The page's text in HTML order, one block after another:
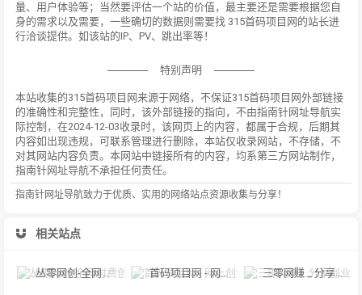
量、用户体验等；当然要评估一个站的价值，最主要还是需要根据您自
身的需求以及需要，一些确切的数据则需要找 315首码项目网的站长进
行洽谈提供。如该站的IP、PV、跳出率等！
特别声明
本站收集的315首码项目网来源于网络，不保证315首码项目网外部链接
的准确性和完整性，同时，该外部链接的指向，不由指南针网址导航实
际控制，在2024-12-03收录时，该网页上的内容，都属于合规，后期其
内容如出现违规，可联系管理进行删除，本站仅收录网站，不存储，不
对其网站内容负责。本网站中链接所有的内容，均系第三方网站制作，
指南针网址导航不承担任何责任。
指南针网址导航致力于优质、实用的网络站点资源收集与分享！
相关站点
丛零网创-全网付费创业项目和网络知识教程 首码项目网 - 网上创业赚钱首码项目发布推广平台_318首码网 三零网赚 _ 分享创业资讯_最新网络赚钱项目资源博客